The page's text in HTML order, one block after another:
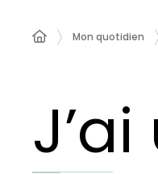
Mon quotidien